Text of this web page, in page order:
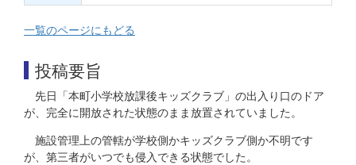
一覧のページにもどる
投稿要旨
先日「本町小学校放課後キッズクラブ」の出入り口のドア
が、完全に開放された状態のまま放置されていました。
施設管理上の管轄が学校側かキッズクラブ側か不明です
が、第三者がいつでも侵入できる状態でした。